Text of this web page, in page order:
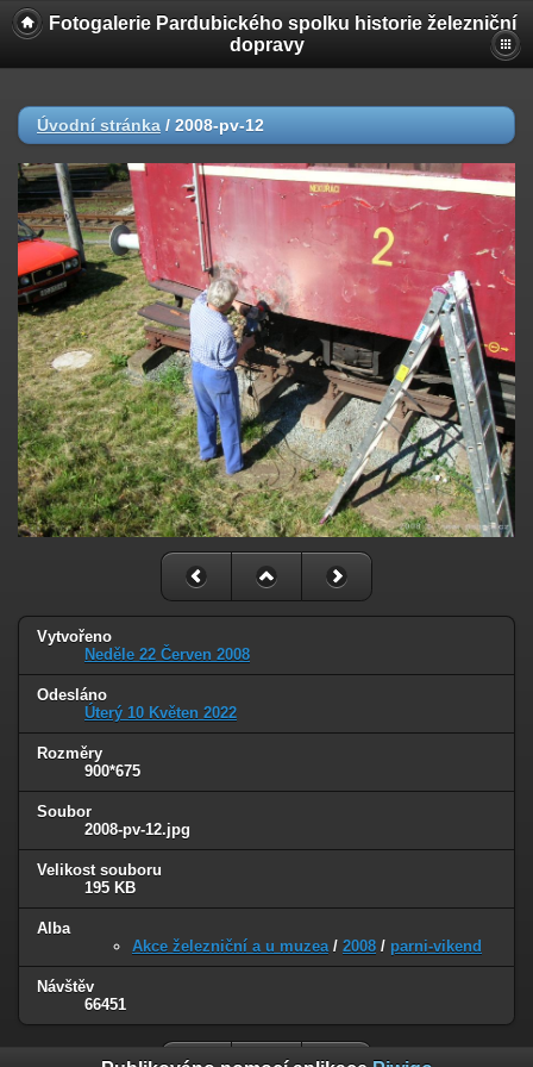
Fotogalerie Pardubického spolku historie železniční
dopravy
Úvodní stránka / 2008-pv-12
Vytvořeno
Neděle 22 Červen 2008
Odesláno
Úterý 10 Květen 2022
Rozměry
900*675
Soubor
2008-pv-12.jpg
Velikost souboru
195 KB
Alba
Akce železniční a u muzea / 2008 / parni-vikend
Návštěv
66451